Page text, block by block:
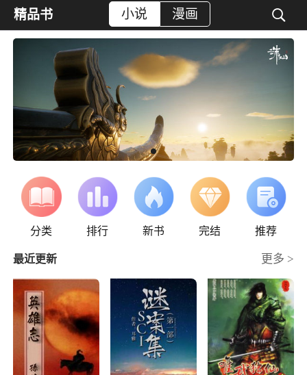
精品书 小说 漫画 
分类 排行 新书 完结 推荐
最近更新 更多 >